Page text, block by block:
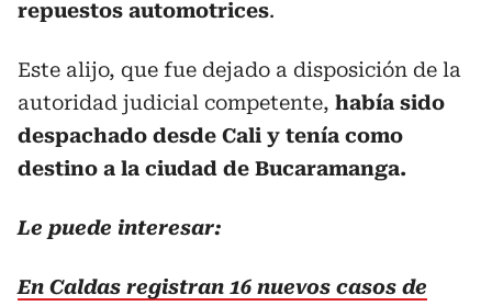
repuestos automotrices.
Este alijo, que fue dejado a disposición de la
autoridad judicial competente, había sido
despachado desde Cali y tenía como
destino a la ciudad de Bucaramanga.
Le puede interesar:
En Caldas registran 16 nuevos casos de